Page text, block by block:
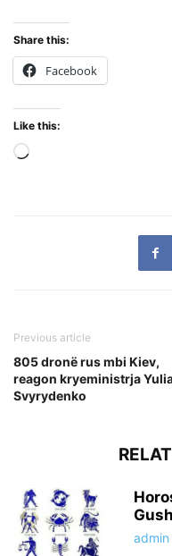
Share this:
Facebook
Like this:
Previous article
805 dronë rus mbi Kiev,
reagon kryeministrja
Svyrydenko
admin